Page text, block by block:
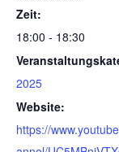
Zeit:
18:00 - 18:30
2025
Website:
https://